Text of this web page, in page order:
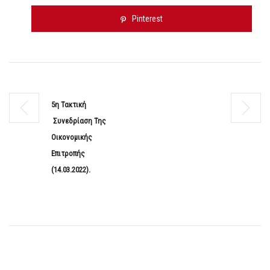
Pinterest
5η Τακτική
Συνεδρίαση Της
Οικονομικής
Επιτροπής
(14.03.2022).